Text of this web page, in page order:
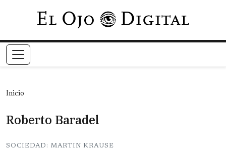
Pasar al contenido principal
Inicio
Roberto Baradel
SOCIEDAD: MARTIN KRAUSE